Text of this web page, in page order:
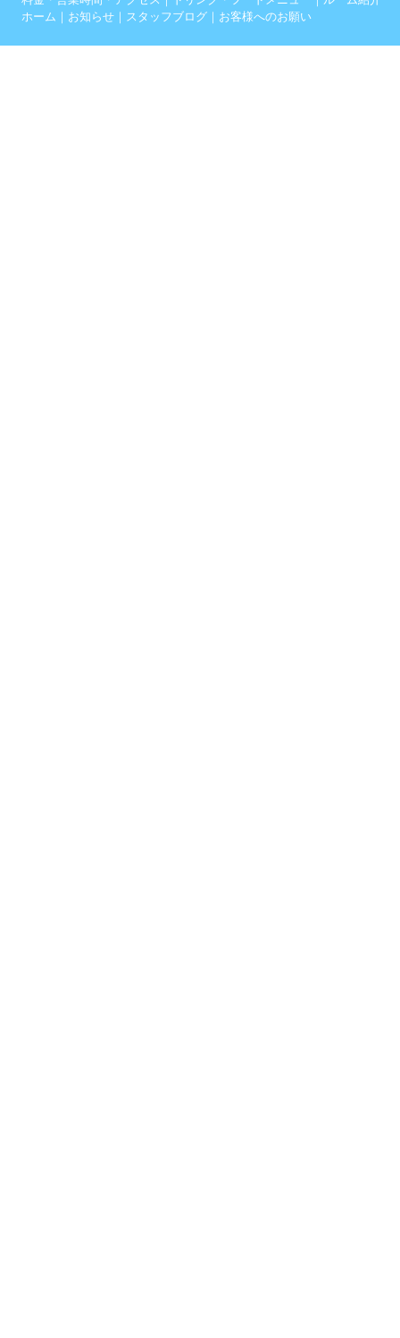
ホーム ｜ お知らせ ｜ スタッフブログ ｜ お客様へのお願い